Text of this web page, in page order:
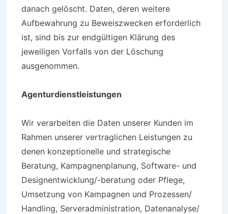
danach gelöscht. Daten, deren weitere
Aufbewahrung zu Beweiszwecken erforderlich
ist, sind bis zur endgültigen Klärung des
jeweiligen Vorfalls von der Löschung
ausgenommen.
Agenturdienstleistungen
Wir verarbeiten die Daten unserer Kunden im
Rahmen unserer vertraglichen Leistungen zu
denen konzeptionelle und strategische
Beratung, Kampagnenplanung, Software- und
Designentwicklung/-beratung oder Pflege,
Umsetzung von Kampagnen und Prozessen/
Handling, Serveradministration, Datenanalyse/